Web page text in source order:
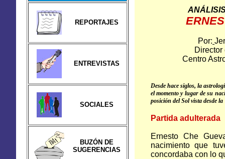
REPORTAJES
ENTREVISTAS
SOCIALES
BUZÓN DE
SUGERENCIAS
Por:
Centro
Desde hace siglos, la
el momento y lugar de su
posición del Sol vista desde la
Partida adulterada
Ernesto Che
nacimiento que
concordaba con lo